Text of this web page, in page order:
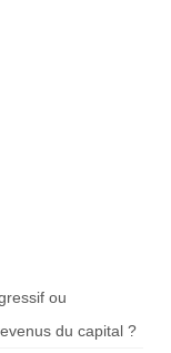
ou
du capital ?